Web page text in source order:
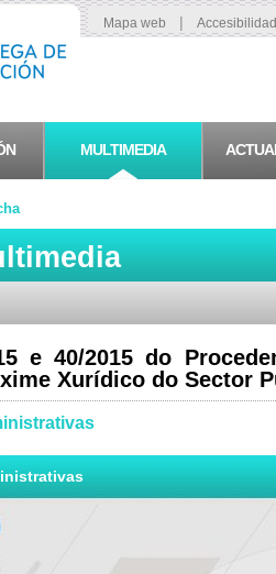
Mapa web |
MULTIMEDIA
e 40/2015 do
Xurídico do Sector